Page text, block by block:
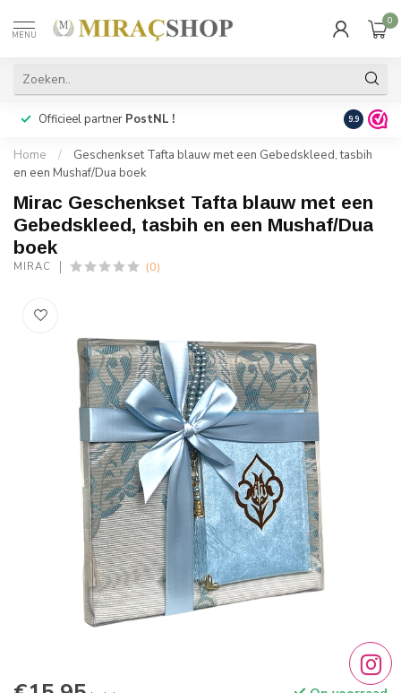
MENU
0
Officieel partner PostNL ! Snelle
9.9
Home /
Geschenkset Tafta blauw met een Gebedskleed, tasbih
en een Mushaf/Dua boek
Mirac Geschenkset Tafta blauw met een
Gebedskleed, tasbih en een Mushaf/Dua
boek
MIRAC (0)